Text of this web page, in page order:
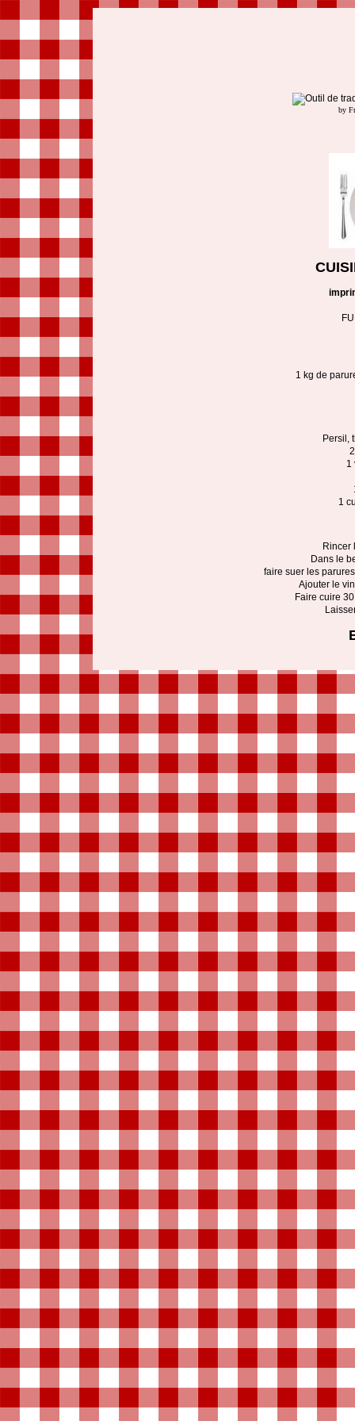
by
1 kg de
Persil,
1
1
Rincer
Dans le
faire suer les
Ajouter le
Faire cuire